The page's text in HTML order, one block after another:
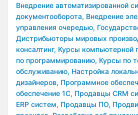
Внедрение автоматизированной
документооборота, Внедрение
управления очередью,
Дистрибьюторы мировых
консалтинг, Курсы компьютерной
по программированию, Курсы по
обслуживанию, Настройка
дизайнеров, Программное
обеспечение 1С, Продавцы CRM
ERP систем, Продавцы ПО,